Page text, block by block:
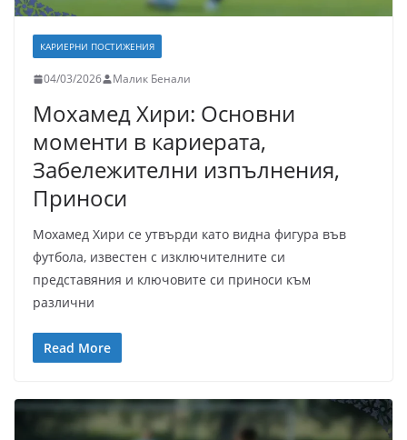
КАРИЕРНИ ПОСТИЖЕНИЯ
04/03/2026 Малик Бенали
Мохамед Хири: Основни
моменти в кариерата,
Забележителни изпълнения,
Приноси
Мохамед Хири се утвърди като видна фигура във
футбола, известен с изключителните си
представяния и ключовите си приноси към
различни
Read More